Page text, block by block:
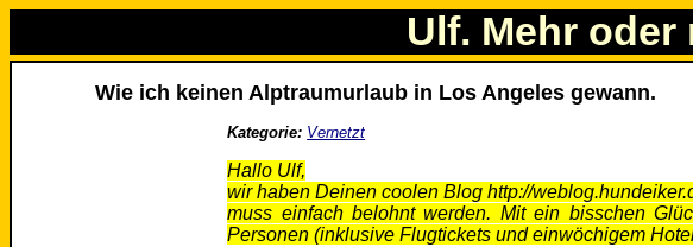
Ulf. Mehr
Wie ich keinen Alptraumurlaub in Los Angeles gewann.
Kategorie: Vernetzt
Hallo Ulf,
wir haben Deinen coolen Blog http://
muss einfach belohnt werden. Mit ein bisschen
Personen (inklusive Flugtickets und einwöchigem